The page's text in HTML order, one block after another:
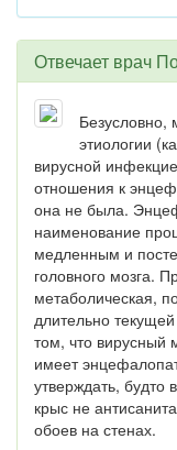
Отвечает врач
Безусловно,
этиологии
вирусной
отношения к
она не была.
наименование
медленным и
головного мозга.
метаболическая,
длительно
том, что вирусный
имеет
утверждать, будто
крыс не
обоев на стенах.